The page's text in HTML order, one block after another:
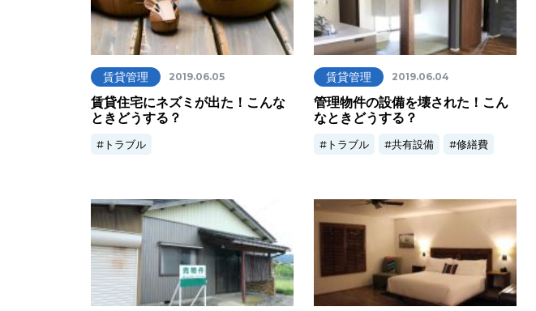
賃貸管理 2019.06.05
賃貸住宅にネズミが出た！こんな
ときどうする？
トラブル
賃貸管理 2019.06.04
管理物件の設備を壊された！こん
なときどうする？
トラブル 共有設備 修繕費